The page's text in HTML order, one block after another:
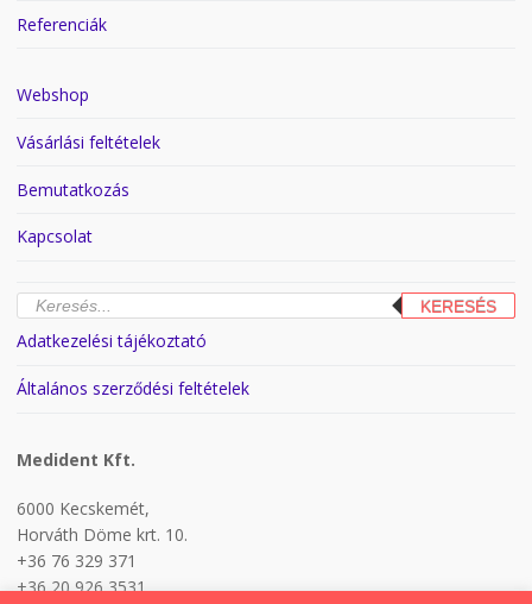
Referenciák
Webshop
Vásárlási feltételek
Bemutatkozás
Kapcsolat
Products
search KERESÉS
Adatkezelési tájékoztató
Általános szerződési feltételek
Medident Kft.
6000 Kecskemét,
Horváth Döme krt. 10.
+36 76 329 371
+36 20 926 3531